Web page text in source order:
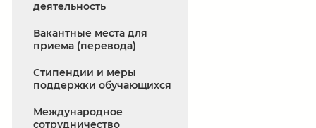
деятельность
Вакантные места для
приема (перевода)
Стипендии и меры
поддержки обучающихся
Международное
сотрудничество